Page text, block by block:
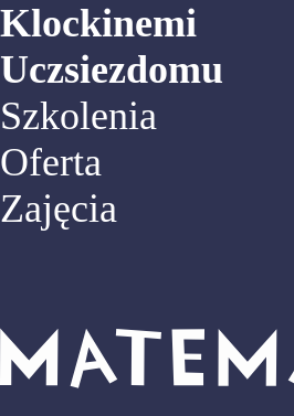
Klockinemi
Uczsiezdomu
Szkolenia
Oferta
Zajęcia